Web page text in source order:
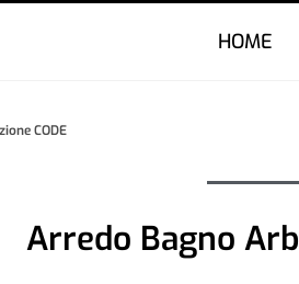
HOME
CODE
Arredo Bagno